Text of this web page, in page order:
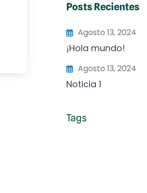
Posts Recientes
Agosto 13, 2024
¡Hola mundo!
Agosto 13, 2024
Noticia 1
Tags